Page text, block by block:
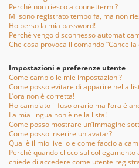
Perché non riesco a connettermi?
Mi sono registrato tempo fa, ma non
Ho perso la mia password!
Perché vengo disconnesso
Che cosa provoca il comando “Cancella
Impostazioni e preferenze utente
Come cambio le mie impostazioni?
Come posso evitare di apparire nella
L’ora non è corretta!
Ho cambiato il fuso orario ma l’ora è
La mia lingua non è nella lista!
Come posso mostrare un’immagine
Come posso inserire un avatar?
Qual è il mio livello e come faccio a
Perché quando clicco sul collegamento
chiede di accedere come utente